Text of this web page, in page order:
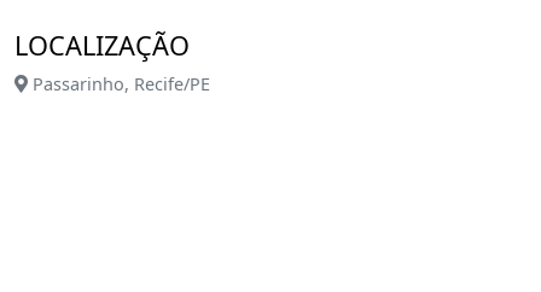
LOCALIZAÇÃO
Passarinho, Recife/PE